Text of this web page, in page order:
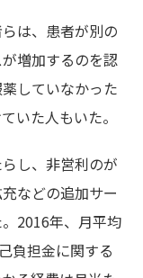
は、患者が別の
増加するのを認
していなかった
いた人もいた。
し、非営利のが
などの追加サー
2016年、月平均
負担金に関する